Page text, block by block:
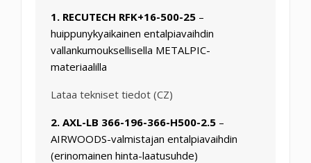
1. RECUTECH RFK+16-500-25 –
huippunykyaikainen entalpiavaihdin
vallankumouksellisella METALPIC-
materiaalilla
Lataa tekniset tiedot (CZ)
2. AXL-LB 366-196-366-H500-2.5 –
AIRWOODS-valmistajan entalpiavaihdin
(erinomainen hinta-laatusuhde)